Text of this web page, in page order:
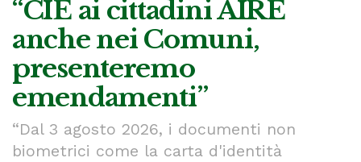
“CIE ai cittadini AIRE
anche nei Comuni,
presenteremo
emendamenti”
“Dal 3 agosto 2026, i documenti non
biometrici come la carta d'identità